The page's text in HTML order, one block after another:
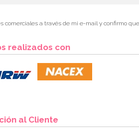
a través de mi e-mail y confirmo
realizados con
al Cliente